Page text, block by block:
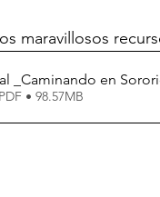
maravillosos
_Caminando en
• 98.57MB